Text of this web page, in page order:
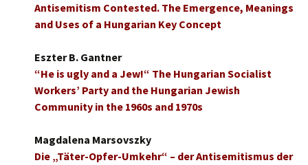
Antisemitism Contested. The Emergence, Meanings
and Uses of a Hungarian Key Concept
Eszter B. Gantner
“He is ugly and a Jew!“ The Hungarian Socialist
Workers’ Party and the Hungarian Jewish
Community in the 1960s and 1970s
Magdalena Marsovszky
Die „Täter-Opfer-Umkehr“ – der Antisemitismus der